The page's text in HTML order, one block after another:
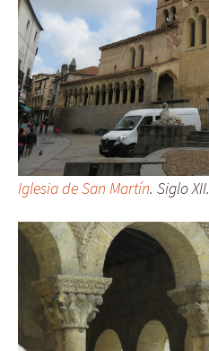
Iglesia de San Martín. Siglo XII.